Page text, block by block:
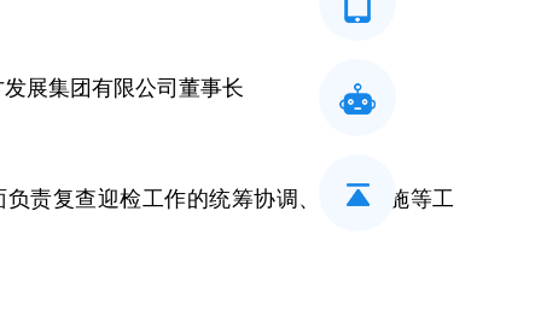
展集团有限公司董事长
责复查迎检工作的统筹协调、组织实施等工